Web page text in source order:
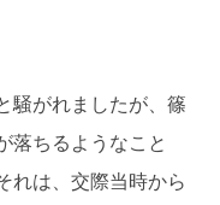
騒がれましたが、篠
落ちるようなこと
れは、交際当時から